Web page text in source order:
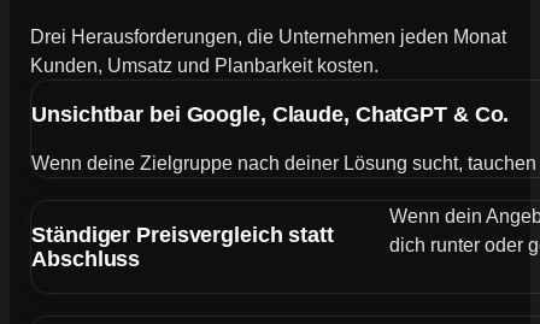
Drei Herausforderungen, die Unternehmen jeden Monat
Kunden, Umsatz und Planbarkeit kosten.
Unsichtbar bei Google, Claude, ChatGPT & Co.
Wenn deine Zielgruppe nach deiner Lösung sucht,
Ständiger Preisvergleich statt
Abschluss
Wenn dein
dich runter oder